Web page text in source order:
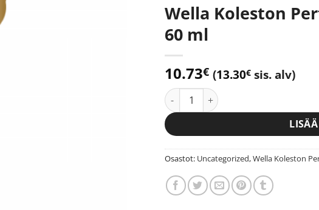
Wella Koleston
60 ml
10.73€ (13.30€ sis. alv)
Wella Koleston Perfect 7/18 Rich
Osastot: Uncategorized,Wella Koleston